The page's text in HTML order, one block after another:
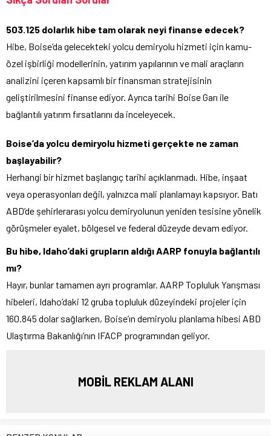
503.125 dolarlık hibe tam olarak neyi finanse edecek?
Hibe, Boise’da gelecekteki yolcu demiryolu hizmeti için kamu-
özel işbirliği modellerinin, yatırım yapılarının ve mali araçların
analizini içeren kapsamlı bir finansman stratejisinin
geliştirilmesini finanse ediyor. Ayrıca tarihi Boise Garı ile
bağlantılı yatırım fırsatlarını da inceleyecek.
Boise’da yolcu demiryolu hizmeti gerçekte ne zaman
başlayabilir?
Herhangi bir hizmet başlangıç tarihi açıklanmadı. Hibe, inşaat
veya operasyonları değil, yalnızca mali planlamayı kapsıyor. Batı
ABD’de şehirlerarası yolcu demiryolunun yeniden tesisine yönelik
görüşmeler eyalet, bölgesel ve federal düzeyde devam ediyor.
Bu hibe, Idaho’daki grupların aldığı AARP fonuyla bağlantılı
mı?
Hayır, bunlar tamamen ayrı programlar. AARP Topluluk Yarışması
hibeleri, Idaho’daki 12 gruba topluluk düzeyindeki projeler için
160.845 dolar sağlarken, Boise’ın demiryolu planlama hibesi ABD
Ulaştırma Bakanlığı’nın IFACP programından geliyor.
MOBİL REKLAM ALANI